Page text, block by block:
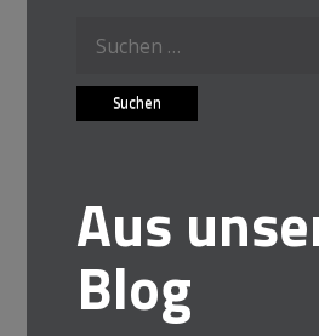
Suche
nach:
Aus
Blog